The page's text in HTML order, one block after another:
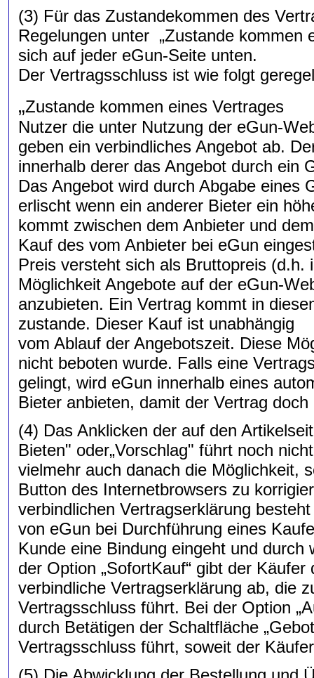
(3) Für das Zustandekommen des
Regelungen unter „Zustande kommen
sich auf jeder eGun-Seite unten.
Der Vertragsschluss ist wie folgt
„Zustande kommen eines Vertrages
Nutzer die unter Nutzung der eGun-
geben ein verbindliches Angebot ab.
innerhalb derer das Angebot durch ein
Das Angebot wird durch Abgabe eines
erlischt wenn ein anderer Bieter ein
kommt zwischen dem Anbieter und
Kauf des vom Anbieter bei eGun
Preis versteht sich als Bruttopreis
Möglichkeit Angebote auf der eGun-
anzubieten. Ein Vertrag kommt in
zustande. Dieser Kauf ist unabhängig
vom Ablauf der Angebotszeit. Diese
nicht beboten wurde. Falls eine
gelingt, wird eGun innerhalb eines
Bieter anbieten, damit der Vertrag
(4) Das Anklicken der auf den
Bieten" oder„Vorschlag" führt noch
vielmehr auch danach die Möglichkeit,
Button des Internetbrowsers zu
verbindlichen Vertragserklärung
von eGun bei Durchführung eines
Kunde eine Bindung eingeht und
der Option „SofortKauf“ gibt der
verbindliche Vertragserklärung ab, die
Vertragsschluss führt. Bei der Option
durch Betätigen der Schaltfläche
Vertragsschluss führt, soweit der